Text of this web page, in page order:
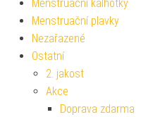
Menstruační kalhotky
Menstruační plavky
Nezařazené
Ostatní
2. jakost
Akce
Doprava zdarma